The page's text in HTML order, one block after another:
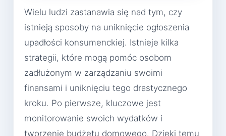
Wielu ludzi zastanawia się nad tym, czy
istnieją sposoby na uniknięcie ogłoszenia
upadłości konsumenckiej. Istnieje kilka
strategii, które mogą pomóc osobom
zadłużonym w zarządzaniu swoimi
finansami i uniknięciu tego drastycznego
kroku. Po pierwsze, kluczowe jest
monitorowanie swoich wydatków i
tworzenie budżetu domowego. Dzięki temu